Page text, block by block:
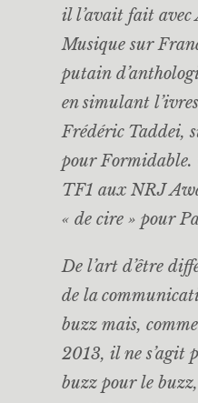
il l’avait fait
Musique sur
putain
en simulant
Frédéric Taddei,
pourFormidable.
TF1 aux NRJ
« de cire » pour
De l’art d’être
de la
buzz mais,
2013, il ne s’agit
buzz pour le